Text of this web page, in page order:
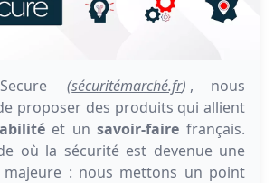
(sécuritémarché.fr) , nous
proposer des produits qui allient
et unsavoir-faire français.
où la sécurité est devenue une
majeure : nous mettons un point